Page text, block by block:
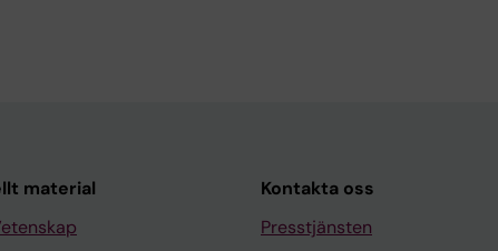
material
Kontakta oss
Presstjänsten